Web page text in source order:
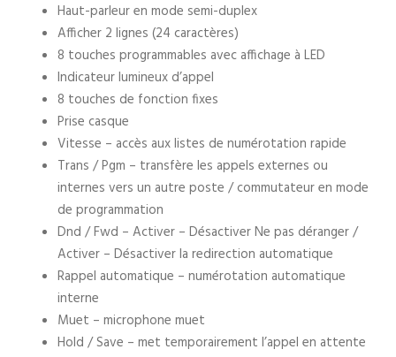
Haut-parleur en mode semi-duplex
Afficher 2 lignes (24 caractères)
8 touches programmables avec affichage à LED
Indicateur lumineux d’appel
8 touches de fonction fixes
Prise casque
Vitesse – accès aux listes de numérotation rapide
Trans / Pgm – transfère les appels externes ou
internes vers un autre poste / commutateur en mode
de programmation
Dnd / Fwd – Activer – Désactiver Ne pas déranger /
Activer – Désactiver la redirection automatique
Rappel automatique – numérotation automatique
interne
Muet – microphone muet
Hold / Save – met temporairement l’appel en attente